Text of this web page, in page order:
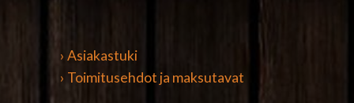
› Asiakastuki
› Toimitusehdot ja maksutavat